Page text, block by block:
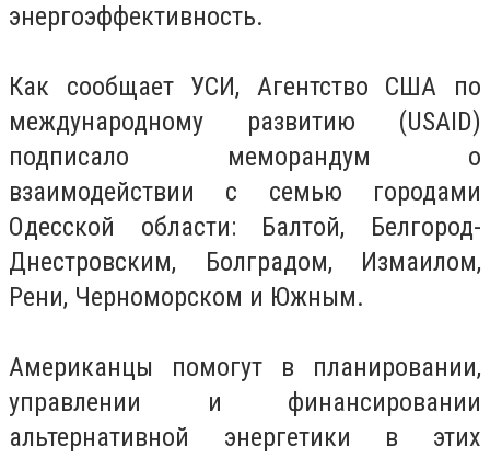
энергоэффективность.
Как сообщает УСИ, Агентство США по
международному развитию (USAID)
подписало меморандум о
взаимодействии с семью городами
Одесской области: Балтой, Белгород-
Днестровским, Болградом, Измаилом,
Рени, Черноморском и Южным.
Американцы помогут в планировании,
управлении и финансировании
альтернативной энергетики в этих